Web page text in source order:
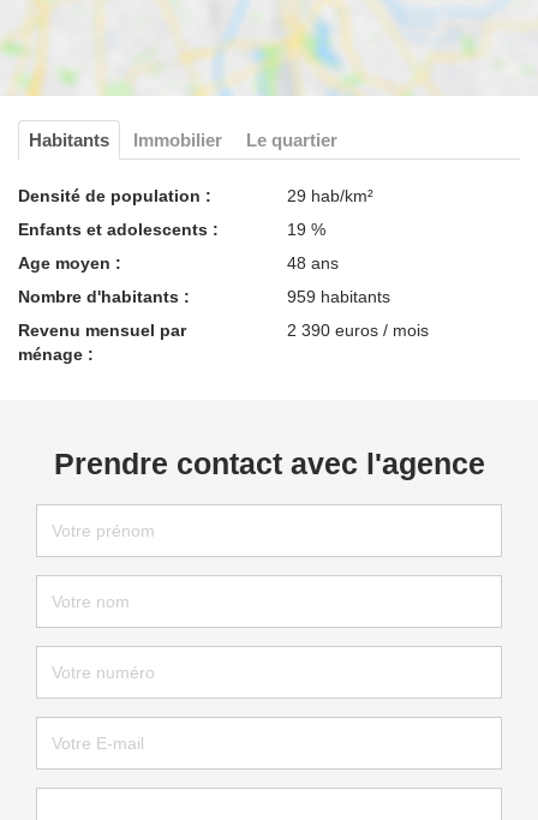
Habitants Immobilier Le quartier
Densité de population :
29 hab/km²
Enfants et adolescents :
19 %
Age moyen :
48 ans
Nombre d'habitants :
959 habitants
Revenu mensuel par
ménage :
2 390 euros / mois
Prendre contact avec l'agence